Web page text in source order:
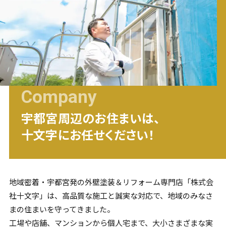
Company
宇都宮周辺のお住まいは、
十文字にお任せください！
地域密着・ 宇都宮発の外壁塗装＆リフォーム専門店「株式会
社十文字」は、高品質な施工と誠実な対応で、地域のみなさ
まの住まいを守ってきました。
工場や店舗、マンションから個人宅まで、大小さまざまな実